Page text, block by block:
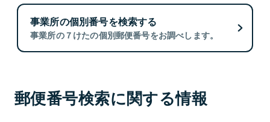
事業所の個別番号を検索する
事業所の７けたの個別郵便番号をお調べします。
郵便番号検索に関する情報